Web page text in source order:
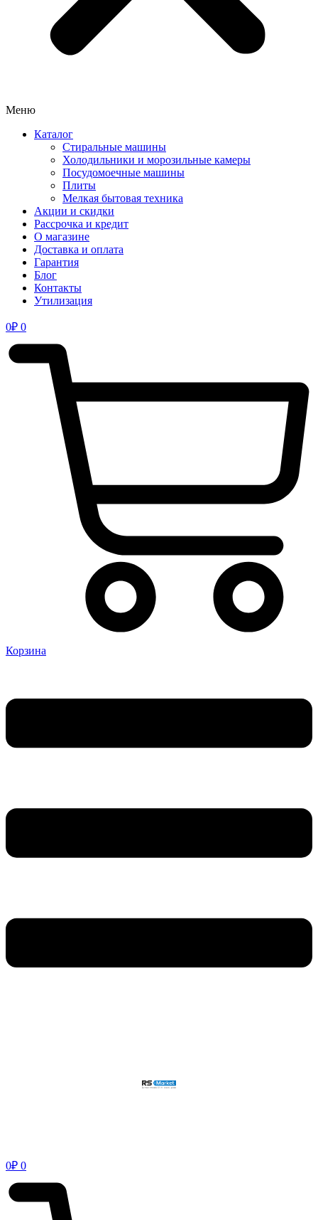
Меню
Каталог
Стиральные машины
Холодильники и морозильные камеры
Посудомоечные машины
Плиты
Мелкая бытовая техника
Акции и скидки
Рассрочка и кредит
О магазине
Доставка и оплата
Гарантия
Блог
Контакты
Утилизация
0₽ 0
Корзина
0₽ 0